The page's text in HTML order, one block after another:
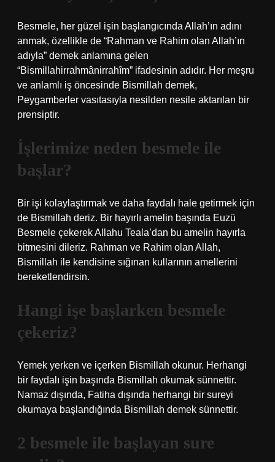
Besmele, her güzel işin başlangıcında Allah’ın adını
anmak, özellikle de “Rahman ve Rahim olan Allah’ın
adıyla” demek anlamına gelen
“Bismillahirrahmânirrahîm” ifadesinin adıdır. Her meşru
ve anlamlı iş öncesinde Bismillah demek,
Peygamberler vasıtasıyla nesilden nesile aktarılan bir
prensiptir.
İşlerimize neden besmele ile
başlar?
Bir işi kolaylaştırmak ve daha faydalı hale getirmek için
de Bismillah deriz. Bir hayırlı amelin başında Euzü
Besmele çekerek Allahu Teala’dan bu amelin hayırla
bitmesini dileriz. Rahman ve Rahim olan Allah,
Bismillah ile kendisine sığınan kullarının amellerini
bereketlendirsin.
Hangi işe başlarken besmele
çekeriz?
Yemek yerken ve içerken Bismillah okunur. Herhangi
bir faydalı işin başında Bismillah okumak sünnettir.
Namaz dışında, Fatiha dışında herhangi bir sureyi
okumaya başlandığında Bismillah demek sünnettir.
2 besmele ile başlayan sure